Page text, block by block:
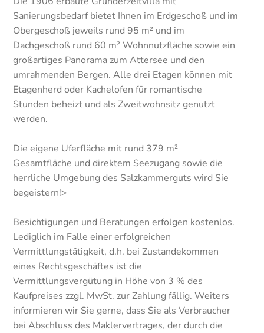
Sanierungsbedarf bietet Ihnen im Erdgeschoß und im
Obergeschoß jeweils rund 95 m² und im
Dachgeschoß rund 60 m² Wohnnutzfläche sowie ein
großartiges Panorama zum Attersee und den
umrahmenden Bergen. Alle drei Etagen können mit
Etagenherd oder Kachelofen für romantische
Stunden beheizt und als Zweitwohnsitz genutzt
werden.
Die eigene Uferfläche mit rund 379 m²
Gesamtfläche und direktem Seezugang sowie die
herrliche Umgebung des Salzkammerguts wird Sie
begeistern!>
Besichtigungen und Beratungen erfolgen kostenlos.
Lediglich im Falle einer erfolgreichen
Vermittlungstätigkeit, d.h. bei Zustandekommen
eines Rechtsgeschäftes ist die
Vermittlungsvergütung in Höhe von 3 % des
Kaufpreises zzgl. MwSt. zur Zahlung fällig. Weiters
informieren wir Sie gerne, dass Sie als Verbraucher
bei Abschluss des Maklervertrages, der durch die